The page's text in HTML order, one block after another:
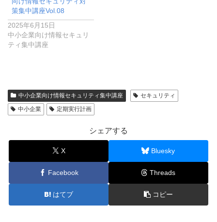
策集中講座Vol.08
2025年6月15日
中小企業向け情報セキュリ
ティ集中講座
中小企業向け情報セキュリティ集中講座
セキュリティ
中小企業
定期実行計画
シェアする
X Bluesky
Facebook Threads
はてブ コピー